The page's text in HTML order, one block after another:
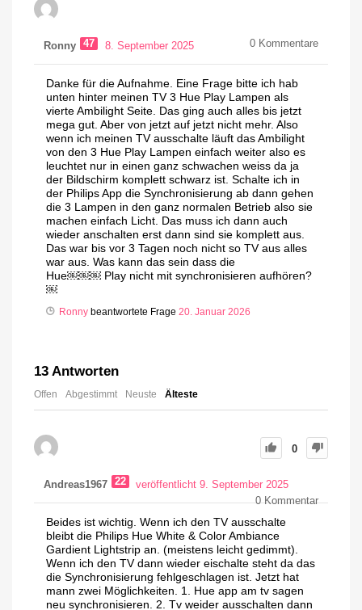
Ronny 47 8. September 2025 0 Kommentare
Danke für die Aufnahme. Eine Frage bitte ich hab
unten hinter meinen TV 3 Hue Play Lampen als
vierte Ambilight Seite. Das ging auch alles bis jetzt
mega gut. Aber von jetzt auf jetzt nicht mehr. Also
wenn ich meinen TV ausschalte läuft das Ambilight
von den 3 Hue Play Lampen einfach weiter also es
leuchtet nur in einen ganz schwachen weiss da ja
der Bildschirm komplett schwarz ist. Schalte ich in
der Philips App die Synchronisierung ab dann gehen
die 3 Lampen in den ganz normalen Betrieb also sie
machen einfach Licht. Das muss ich dann auch
wieder anschalten erst dann sind sie komplett aus.
Das war bis vor 3 Tagen noch nicht so TV aus alles
war aus. Was kann das sein dass die
Hue￼￼￼ Play nicht mit synchronisieren aufhören?
￼
Ronny beantwortete Frage 20. Januar 2026
13 Antworten
Offen Abgestimmt Neuste Älteste
0
Andreas1967 22
veröffentlicht 9. September 2025
0Kommentar
Beides ist wichtig. Wenn ich den TV ausschalte
bleibt die Philips Hue White & Color Ambiance
Gardient Lightstrip an. (meistens leicht gedimmt).
Wenn ich den TV dann wieder eischalte steht da das
die Synchronisierung fehlgeschlagen ist. Jetzt hat
mann zwei Möglichkeiten. 1. Hue app am tv sagen
neu synchronisieren. 2. Tv weider ausschalten dann